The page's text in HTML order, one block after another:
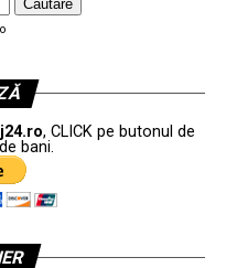
, CLICK pe butonul de
bani.